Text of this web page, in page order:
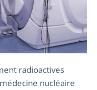
nucléaire